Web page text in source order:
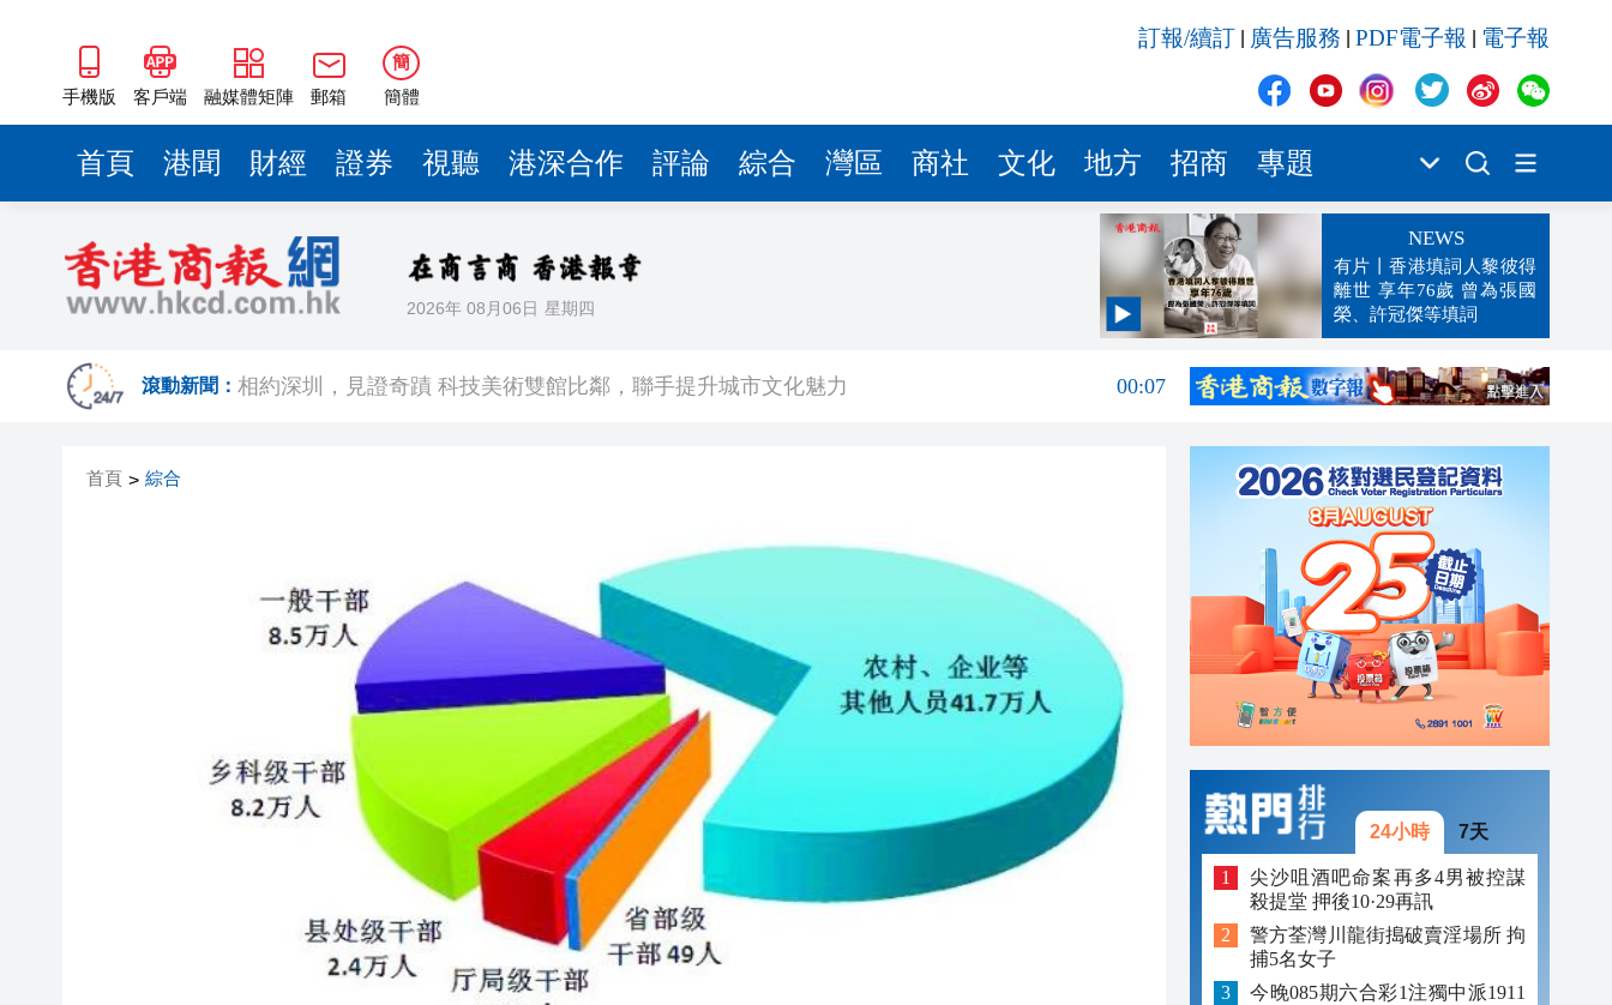
手機版 客戶端 融媒體矩陣 郵箱
簡
簡體
訂報/續訂 廣告服務 PDF電子報 電子報
首頁 港聞 財經 證券 視聽 港深合作 評論 綜合 灣區 商社 文化 地方 招商 專題
2026年 08月06日 星期四
NEWS
有片丨香港填詞人黎彼得
離世 享年76歲 曾為張國
榮、許冠傑等填詞
滾動新聞：
00:19
相約深圳，見證奇蹟 科技美術雙館比鄰，聯手提升城市文化魅力
00:07
有片丨孕婦羊水破裂即將臨盆 正遇晚高峰 情況危急 鐵騎交警一路開道護送
東涌巴士撞電單車 巴士司機涉危駕被捕
有片丨清淡不等於吃素！ 清淡飲食正在毀掉很多老人的晚年健康
23:00
首頁 > 綜合
24小時 7天
尖沙咀酒吧命案再多4男被控謀
殺提堂 押後10·29再訊
警方荃灣川龍街搗破賣淫場所 拘
捕5名女子
今晚085期六合彩1注獨中派1911